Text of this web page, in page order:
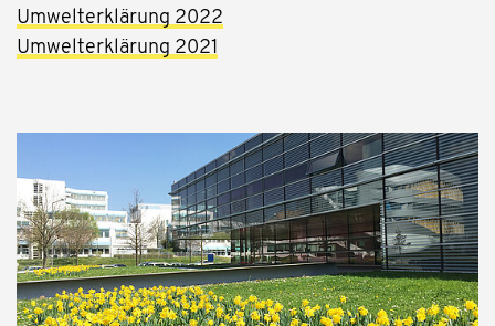
Umwelterklärung 2022
Umwelterklärung 2021